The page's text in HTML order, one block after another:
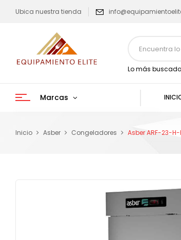
Ubica nuestra tienda
Lo más
Marcas
Inicio Asber Congeladores Asber ARF-23-